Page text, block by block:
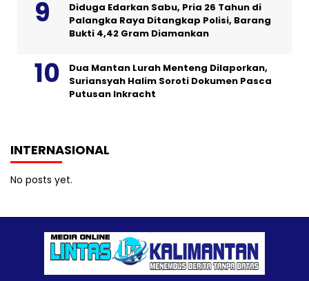
Diduga Edarkan Sabu, Pria 26 Tahun di
Palangka Raya Ditangkap Polisi, Barang
Bukti 4,42 Gram Diamankan
Dua Mantan Lurah Menteng Dilaporkan,
Suriansyah Halim Soroti Dokumen Pasca
Putusan Inkracht
INTERNASIONAL
No posts yet.